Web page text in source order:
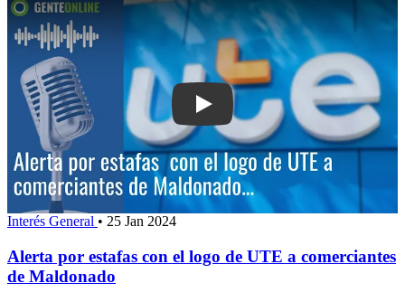
Play: Alerta por
Interés General • 25 Jan 2024
Alerta por estafas con el logo de UTE a comerciantes
de Maldonado